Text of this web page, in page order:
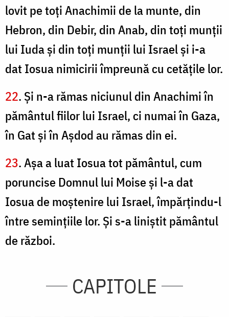
lovit pe toţi Anachimii de la munte, din
Hebron, din Debir, din Anab, din toţi munţii
lui Iuda şi din toţi munţii lui Israel şi i-a
dat Iosua nimicirii împreună cu cetăţile lor.
22. Şi n-a rămas niciunul din Anachimi în
pământul fiilor lui Israel, ci numai în Gaza,
în Gat şi în Aşdod au rămas din ei.
23. Aşa a luat Iosua tot pământul, cum
poruncise Domnul lui Moise şi l-a dat
Iosua de moştenire lui Israel, împărţindu-l
între seminţiile lor. Şi s-a liniştit pământul
de război.
CAPITOLE